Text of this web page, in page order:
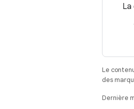
La
Le
des
Dernière